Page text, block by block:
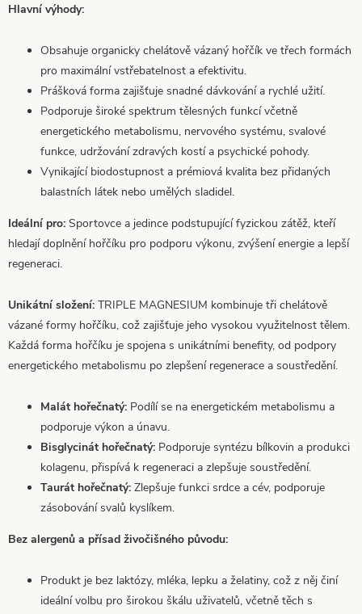
Hlavní výhody:
Obsahuje organicky chelátově vázaný hořčík ve třech formách
pro maximální vstřebatelnost a efektivitu.
Prášková forma zajišťuje snadné dávkování a rychlé užití.
Podporuje široké spektrum tělesných funkcí včetně
energetického metabolismu, nervového systému, svalové
funkce, udržování zdravých kostí a psychické pohody.
Vynikající biodostupnost a prémiová kvalita bez přidaných
balastních látek nebo umělých sladidel.
Ideální pro: Sportovce a jedince podstupující fyzickou zátěž, kteří
hledají doplnění hořčíku pro podporu výkonu, zvýšení energie a lepší
regeneraci.
Unikátní složení: TRIPLE MAGNESIUM kombinuje tři chelátově
vázané formy hořčíku, což zajišťuje jeho vysokou využitelnost tělem.
Každá forma hořčíku je spojena s unikátními benefity, od podpory
energetického metabolismu po zlepšení regenerace a soustředění.
Malát hořečnatý: Podílí se na energetickém metabolismu a
podporuje výkon a únavu.
Bisglycinát hořečnatý: Podporuje syntézu bílkovin a produkci
kolagenu, přispívá k regeneraci a zlepšuje soustředění.
Taurát hořečnatý: Zlepšuje funkci srdce a cév, podporuje
zásobování svalů kyslíkem.
Bez alergenů a přísad živočišného původu:
Produkt je bez laktózy, mléka, lepku a želatiny, což z něj činí
ideální volbu pro širokou škálu uživatelů, včetně těch s